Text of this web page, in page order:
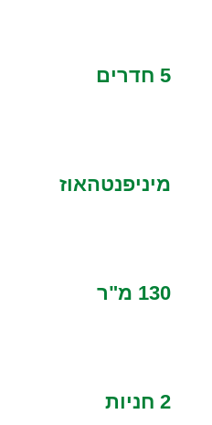
5 חדרים
מיניפנטהאוז
130 מ"ר
2 חניות